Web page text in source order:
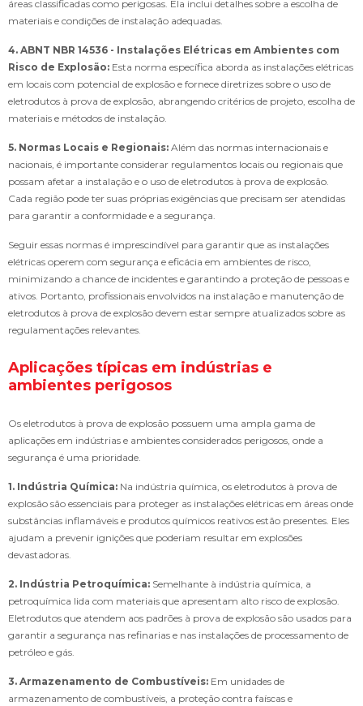
áreas classificadas como perigosas. Ela inclui detalhes sobre a escolha de
materiais e condições de instalação adequadas.
4. ABNT NBR 14536 - Instalações Elétricas em Ambientes com
Risco de Explosão: Esta norma específica aborda as instalações elétricas
em locais com potencial de explosão e fornece diretrizes sobre o uso de
eletrodutos à prova de explosão, abrangendo critérios de projeto, escolha de
materiais e métodos de instalação.
5. Normas Locais e Regionais: Além das normas internacionais e
nacionais, é importante considerar regulamentos locais ou regionais que
possam afetar a instalação e o uso de eletrodutos à prova de explosão.
Cada região pode ter suas próprias exigências que precisam ser atendidas
para garantir a conformidade e a segurança.
Seguir essas normas é imprescindível para garantir que as instalações
elétricas operem com segurança e eficácia em ambientes de risco,
minimizando a chance de incidentes e garantindo a proteção de pessoas e
ativos. Portanto, profissionais envolvidos na instalação e manutenção de
eletrodutos à prova de explosão devem estar sempre atualizados sobre as
regulamentações relevantes.
Aplicações típicas em indústrias e
ambientes perigosos
Os eletrodutos à prova de explosão possuem uma ampla gama de
aplicações em indústrias e ambientes considerados perigosos, onde a
segurança é uma prioridade.
1. Indústria Química: Na indústria química, os eletrodutos à prova de
explosão são essenciais para proteger as instalações elétricas em áreas onde
substâncias inflamáveis e produtos químicos reativos estão presentes. Eles
ajudam a prevenir ignições que poderiam resultar em explosões
devastadoras.
2. Indústria Petroquímica: Semelhante à indústria química, a
petroquímica lida com materiais que apresentam alto risco de explosão.
Eletrodutos que atendem aos padrões à prova de explosão são usados para
garantir a segurança nas refinarias e nas instalações de processamento de
petróleo e gás.
3. Armazenamento de Combustíveis: Em unidades de
armazenamento de combustíveis, a proteção contra faíscas e